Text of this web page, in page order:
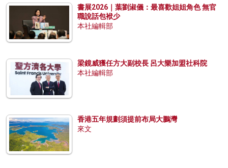
書展2026｜葉劉淑儀：最喜歡姐姐角色 無官
職說話包袱少
本社編輯部
梁鏡威獲任方大副校長 呂大樂加盟社科院
本社編輯部
香港五年規劃須提前布局大鵬灣
來文